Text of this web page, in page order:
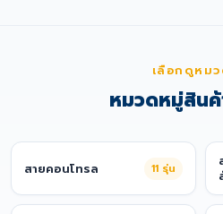
เลือกดูหม
หมวดหมู่สิน
สายคอนโทรล 11 รุ่น